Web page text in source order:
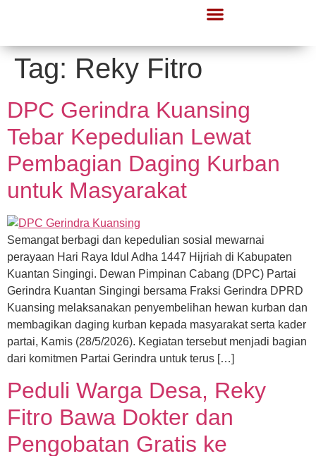
Tag: Reky Fitro
DPC Gerindra Kuansing
Tebar Kepedulian Lewat
Pembagian Daging Kurban
untuk Masyarakat
Semangat berbagi dan kepedulian sosial mewarnai
perayaan Hari Raya Idul Adha 1447 Hijriah di Kabupaten
Kuantan Singingi. Dewan Pimpinan Cabang (DPC) Partai
Gerindra Kuantan Singingi bersama Fraksi Gerindra DPRD
Kuansing melaksanakan penyembelihan hewan kurban dan
membagikan daging kurban kepada masyarakat serta kader
partai, Kamis (28/5/2026). Kegiatan tersebut menjadi bagian
dari komitmen Partai Gerindra untuk terus […]
Peduli Warga Desa, Reky
Fitro Bawa Dokter dan
Pengobatan Gratis ke